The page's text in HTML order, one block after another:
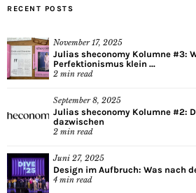
RECENT POSTS
November 17, 2025
Julias sheconomy Kolumne #3:
Perfektionismus klein ...
2 min read
September 8, 2025
Julias sheconomy Kolumne #2:
dazwischen
2 min read
Juni 27, 2025
Design im Aufbruch: Was nach
4 min read